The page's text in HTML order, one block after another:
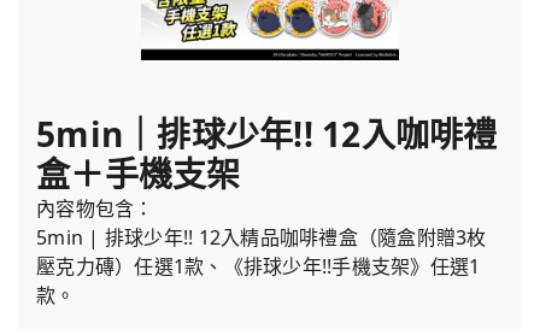
5min｜排球少年!! 12入咖啡禮
盒＋手機支架
內容物包含：
5min | 排球少年!! 12入精品咖啡禮盒（隨盒附贈3枚
壓克力磚）任選1款、《排球少年!!手機支架》任選1
款。